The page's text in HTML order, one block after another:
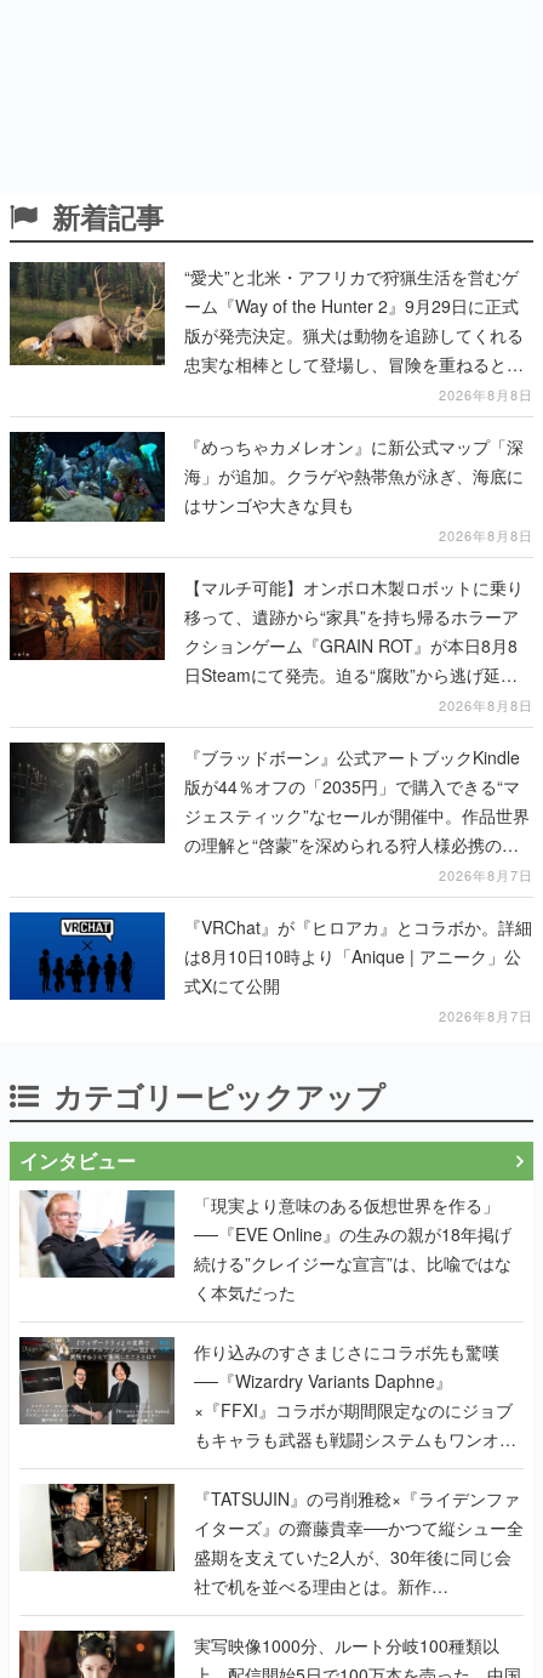
新着記事
“愛犬”と北米・アフリカで狩猟生活を営むゲ
ーム『Way of the Hunter 2』9月29日に正式
版が発売決定。猟犬は動物を追跡してくれる
忠実な相棒として登場し、冒険を重ねると成
2026年8月8日
『めっちゃカメレオン』に新公式マップ「深
海」が追加。クラゲや熱帯魚が泳ぎ、海底に
はサンゴや大きな貝も
2026年8月8日
【マルチ可能】オンボロ木製ロボットに乗り
移って、遺跡から“家具”を持ち帰るホラーア
クションゲーム『GRAIN ROT』が本日8月8
日Steamにて発売。迫る“腐敗”から逃げ延
2026年8月8日
『ブラッドボーン』公式アートブックKindle
版が44％オフの「2035円」で購入できる“マ
ジェスティック”なセールが開催中。作品世界
の理解と“啓蒙”を深められる狩人様必携の一
2026年8月7日
『VRChat』が『ヒロアカ』とコラボか。詳細
は8月10日10時より「Anique | アニーク」公
式Xにて公開
2026年8月7日
カテゴリーピックアップ
インタビュー
「現実より意味のある仮想世界を作る」
──『EVE Online』の生みの親が18年掲げ
続ける”クレイジーな宣言”は、比喩ではな
く本気だった
作り込みのすさまじさにコラボ先も驚嘆
──『Wizardry Variants Daphne』
×『FFXI』コラボが期間限定なのにジョブ
もキャラも武器も戦闘システムもワンオフ
で作り込まれた理由を両ディレクターに聞
く
『TATSUJIN』の弓削雅稔×『ライデンファ
イターズ』の齋藤貴幸──かつて縦シュー全
盛期を支えていた2人が、30年後に同じ会
社で机を並べる理由とは。新作
『TATSUJIN EXTREME』で初タッグを組
んだレジェンド2人に訊く開発秘話
実写映像1000分、ルート分岐100種類以